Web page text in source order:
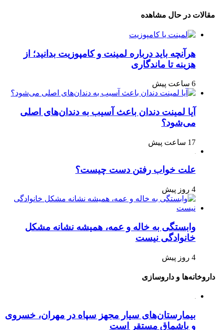
مقالات در حال مشاهده
هرآنچه باید درباره لمینت و کامپوزیت بدانید؛ از
هزینه تا ماندگاری
6 ساعت پیش
آیا لمینت دندان باعث آسیب به دندان‌های اصلی
می‌شود؟
17 ساعت پیش
علت خواب رفتن دست چیست؟
4 روز پیش
وابستگی به خاله و عمه، همیشه نشانه مشکل
خانوادگی نیست
4 روز پیش
داروخانه‌ها و داروسازی
بیمارستان‌های سیار مجهز سپاه در مهران، خسروی
و باشماق مستقر است